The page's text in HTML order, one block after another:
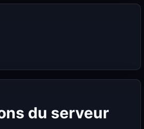
du serveur